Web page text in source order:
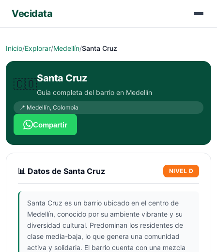
Vecidata
Inicio/Explorar/Medellín/Santa Cruz
🇨🇴Santa Cruz
Guía completa del barrio en Medellín
📍 Medellín, Colombia
Compartir
📊 Datos de Santa Cruz NIVEL D
Santa Cruz es un barrio ubicado en el centro de
Medellín, conocido por su ambiente vibrante y su
diversidad cultural. Predominan los residentes de
clase media-baja, lo que genera una comunidad
activa y solidaria. El barrio cuenta con una mezcla